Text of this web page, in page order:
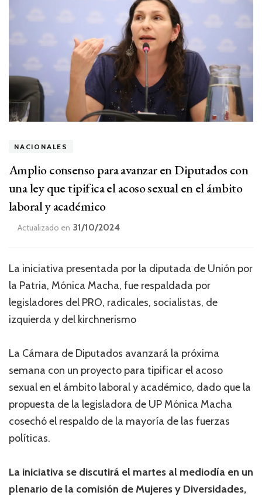
NACIONALES
Amplio consenso para avanzar en Diputados con
una ley que tipifica el acoso sexual en el ámbito
laboral y académico
Actualizado en 31/10/2024
La iniciativa presentada por la diputada de Unión por
la Patria, Mónica Macha, fue respaldada por
legisladores del PRO, radicales, socialistas, de
izquierda y del kirchnerismo
La Cámara de Diputados avanzará la próxima
semana con un proyecto para tipificar el acoso
sexual en el ámbito laboral y académico, dado que la
propuesta de la legisladora de UP Mónica Macha
cosechó el respaldo de la mayoría de las fuerzas
políticas.
La iniciativa se discutirá el martes al mediodía en un
plenario de la comisión de Mujeres y Diversidades,